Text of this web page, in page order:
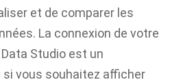
et de comparer les
La connexion de votre
Studio est un
vous souhaitez afficher